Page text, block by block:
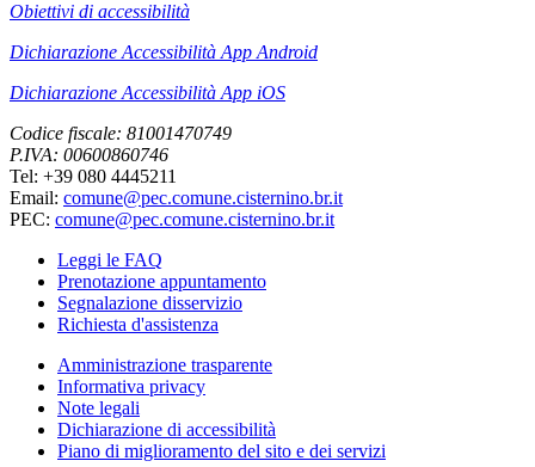
Obiettivi di accessibilità
Dichiarazione Accessibilità App Android
Dichiarazione Accessibilità App iOS
Codice fiscale: 81001470749
P.IVA: 00600860746
Tel: +39 080 4445211
Email: comune@pec.comune.cisternino.br.it
PEC: comune@pec.comune.cisternino.br.it
Leggi le FAQ
Prenotazione appuntamento
Segnalazione disservizio
Richiesta d'assistenza
Amministrazione trasparente
Informativa privacy
Note legali
Dichiarazione di accessibilità
Piano di miglioramento del sito e dei servizi